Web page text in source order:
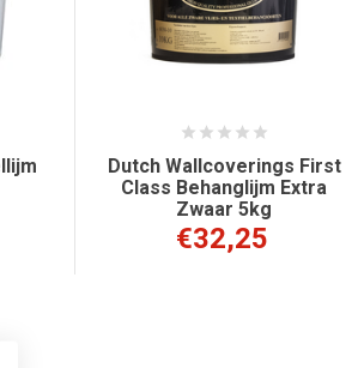
Dutch Wallcoverings First
Class Behanglijm Extra
Zwaar 5kg
€32,25